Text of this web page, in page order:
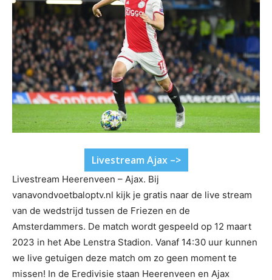
Livestream Ajax –>
Livestream Heerenveen – Ajax. Bij
vanavondvoetbaloptv.nl kijk je gratis naar de live stream
van de wedstrijd tussen de Friezen en de
Amsterdammers. De match wordt gespeeld op 12 maart
2023 in het Abe Lenstra Stadion. Vanaf 14:30 uur kunnen
we live getuigen deze match om zo geen moment te
missen! In de Eredivisie staan Heerenveen en Ajax